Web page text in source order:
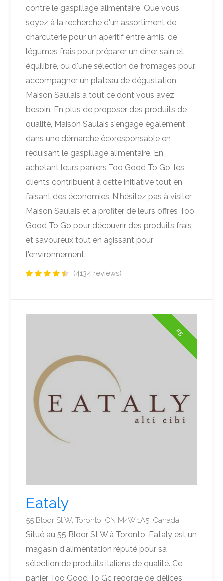
contre le gaspillage alimentaire. Que vous
soyez à la recherche d'un assortiment de
charcuterie pour un apéritif entre amis, de
légumes frais pour préparer un dîner sain et
équilibré, ou d'une sélection de fromages pour
accompagner un plateau de dégustation,
Maison Saulais a tout ce dont vous avez
besoin. En plus de proposer des produits de
qualité, Maison Saulais s'engage également
dans une démarche écoresponsable en
réduisant le gaspillage alimentaire. En
achetant leurs paniers Too Good To Go, les
clients contribuent à cette initiative tout en
faisant des économies. N'hésitez pas à visiter
Maison Saulais et à profiter de leurs offres Too
Good To Go pour découvrir des produits frais
et savoureux tout en agissant pour
l'environnement.
(4134 reviews)
#5
Eataly
55 Bloor St W, Toronto, ON M4W 1A5, Canada
Situé au 55 Bloor St W à Toronto, Eataly est un
magasin d'alimentation réputé pour sa
sélection de produits italiens de qualité. Ce
panier Too Good To Go regorge de délices